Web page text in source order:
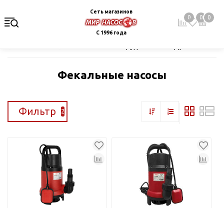
Сеть магазинов
С 1996 года
0 0 0
Фекальные насосы
Фильтр 2